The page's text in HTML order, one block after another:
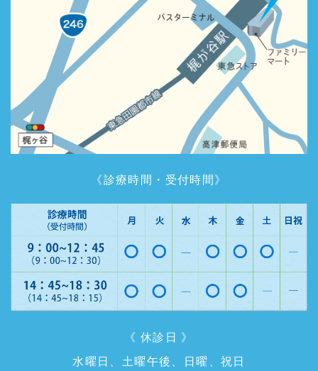
《診療時間・受付時間》
《 休診日 》
水曜日、土曜午後、日曜、祝日